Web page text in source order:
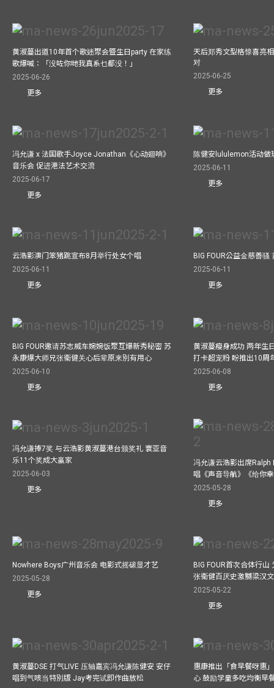
黄淑蔓出道10年首个歌迷聚会暨生日party 在家练
歌爆喊：「没咗你哋我真系乜都没！」
2025-06-26
更多
天后郑秀文型格惊喜亮
对
2025-06-25
更多
冯允谦 x 法国歌手Joyce Jonathan《心动迴响》
音乐会 促进港法艺术交流
2025-06-17
更多
陈健安lululemon活动做
2025-06-11
更多
云浩影澳门笨猪跳宣布8月举行处女个唱
2025-06-11
更多
BIG FOUR公益⾦慈善
2025-06-11
更多
BIG FOUR邀请苏志威车婉婉饭聚互爆新秀秘密 苏
永康爆大师兄张衞健关心后辈原来別有用心
2025-06-10
更多
黄淑蔓瘦身成功 两年生
打卡超宠粉 盼推出10周
2025-06-08
更多
冯允谦捧7奖 与云浩影黄淑蔓港台颁奖礼 寰亚音
乐11个奖成大赢家
2025-06-03
更多
冯允谦云浩影出席
唱《声音导航》《给你
2025-05-28
更多
Nowhere Boys广州音乐会 电影式摇磙显才艺
2025-05-28
更多
BIG FOUR首次合体行
张衞健百厌史激嬲梁汉
2025-05-22
更多
黄淑蔓DSE 打气LIVE 压轴嘉宾冯允谦陈健安 安仔
唱到气咳当特別版 Jay考完试即作曲放松
惠康推出「食早餐呀惠
心 鼓励学童多吃均衡早